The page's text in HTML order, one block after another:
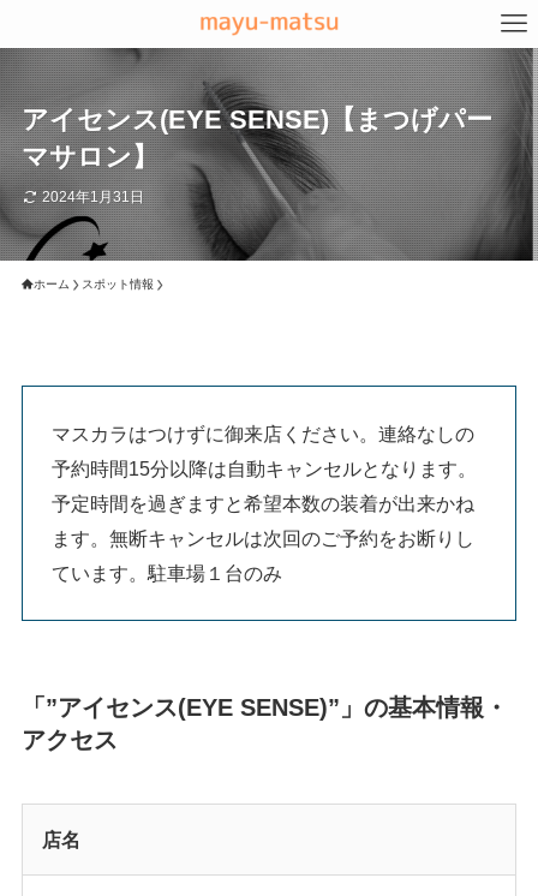
アイセンス(EYE SENSE)【まつげパー
マサロン】
2024年1月31日
ホーム スポット情報
マスカラはつけずに御来店ください。連絡なしの
予約時間15分以降は自動キャンセルとなります。
予定時間を過ぎますと希望本数の装着が出来かね
ます。無断キャンセルは次回のご予約をお断りし
ています。駐車場１台のみ
「”アイセンス(EYE SENSE)”」の基本情報・
アクセス
店名